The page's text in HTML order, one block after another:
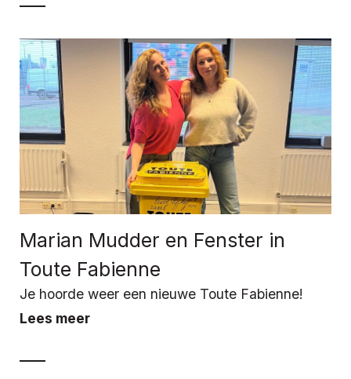
Marian Mudder en Fenster in
Toute Fabienne
Je hoorde weer een nieuwe Toute Fabienne!
Lees meer